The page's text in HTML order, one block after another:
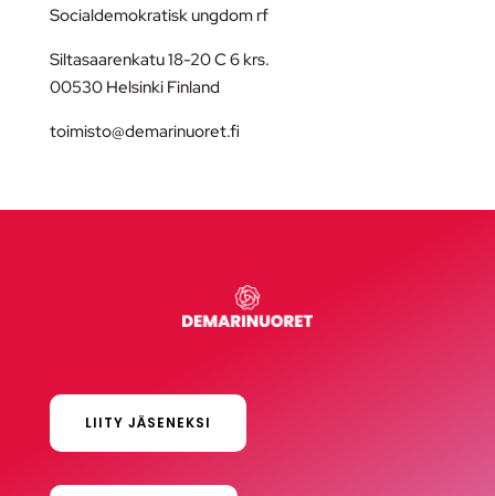
Socialdemokratisk ungdom rf
Siltasaarenkatu 18-20 C 6 krs.
00530 Helsinki Finland
toimisto@demarinuoret.fi
LIITY JÄSENEKSI